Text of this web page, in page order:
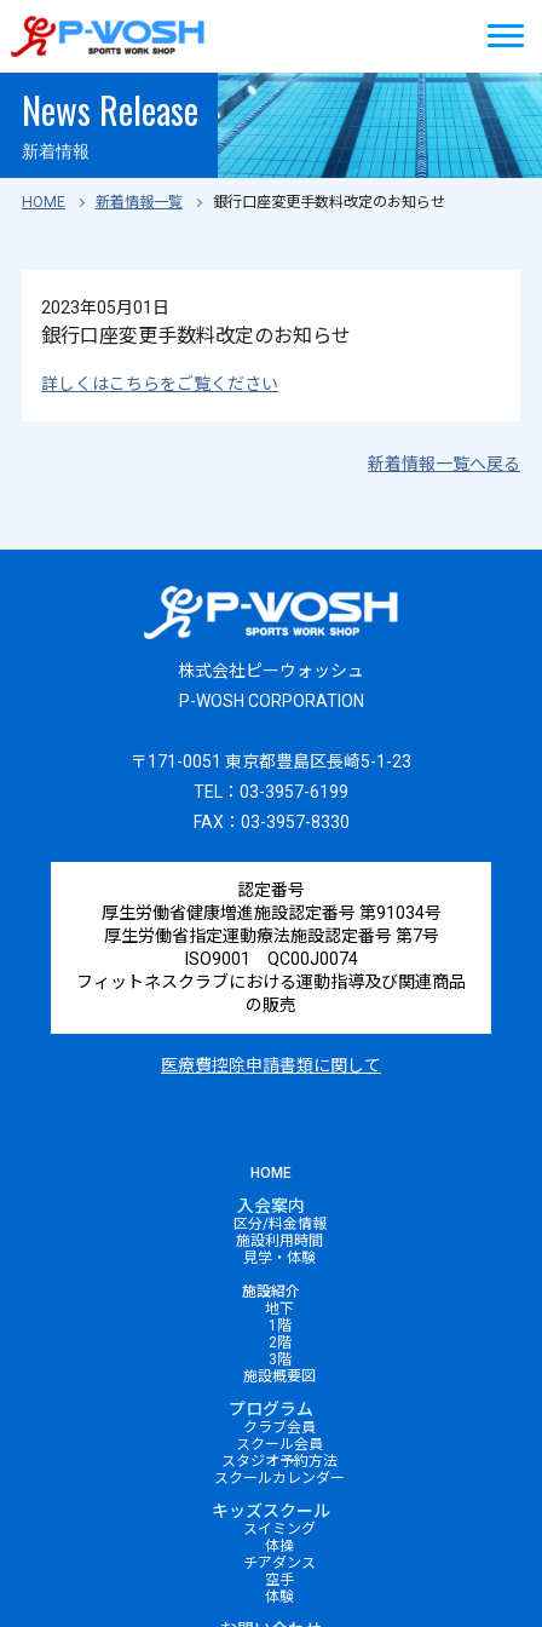
News Release
新着情報
HOME 新着情報一覧 銀行口座変更手数料改定のお知らせ
2023年05月01日
銀行口座変更手数料改定のお知らせ
詳しくはこちらをご覧ください
新着情報一覧へ戻る
株式会社ピーウォッシュ
P-WOSH CORPORATION
〒171-0051 東京都豊島区長崎5-1-23
TEL：03-3957-6199
FAX：03-3957-8330
認定番号
厚生労働省健康増進施設認定番号 第91034号
厚生労働省指定運動療法施設認定番号 第7号
ISO9001 QC00J0074
フィットネスクラブにおける運動指導及び関連商品
の販売
医療費控除申請書類に関して
HOME
入会案内
区分/料金情報
施設利用時間
見学・体験
施設紹介
地下
1階
2階
3階
施設概要図
プログラム
クラブ会員
スクール会員
スタジオ予約方法
スクールカレンダー
キッズスクール
スイミング
体操
チアダンス
空手
体験